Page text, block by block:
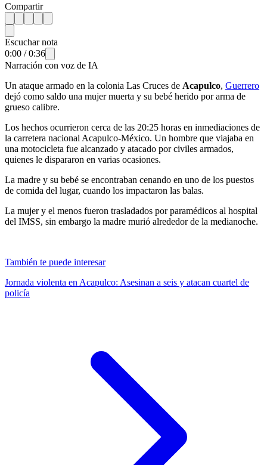
Compartir
Escuchar nota
0:00 /0:36
Narración con voz de IA
Un ataque armado en la colonia Las Cruces de Acapulco, Guerrero
dejó como saldo una mujer muerta y su bebé herido por arma de
grueso calibre.
Los hechos ocurrieron cerca de las 20:25 horas en inmediaciones de
la carretera nacional Acapulco-México. Un hombre que viajaba en
una motocicleta fue alcanzado y atacado por civiles armados,
quienes le dispararon en varias ocasiones.
La madre y su bebé se encontraban cenando en uno de los puestos
de comida del lugar, cuando los impactaron las balas.
La mujer y el menos fueron trasladados por paramédicos al hospital
del IMSS, sin embargo la madre murió alrededor de la medianoche.
También te puede interesar
Jornada violenta en Acapulco: Asesinan a seis y atacan cuartel de
policía